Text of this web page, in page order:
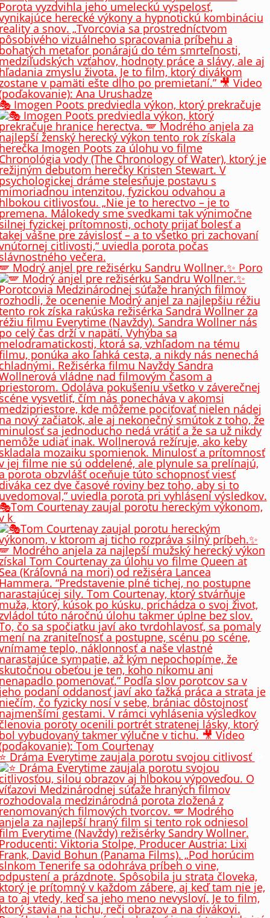
Imogen Poots predviedla výkon, ktorý prekračuje
Modrý anjel pre režisérku Sandru Wollner.✨ Poro
Courtenay zaujal porotu hereckým výkonom,
k
Dráma Everytime zaujala porotu svojou citlivosť